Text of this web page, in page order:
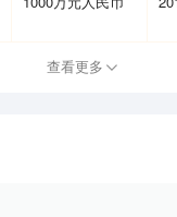
查看更多